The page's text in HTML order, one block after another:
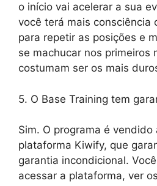
o início vai acelerar a sua
você terá mais consciência
para repetir as posições e
se machucar nos primeiros
costumam ser os mais
5. O Base Training tem
Sim. O programa é vendido
plataforma Kiwify, que
garantia incondicional.
acessar a plataforma, ver